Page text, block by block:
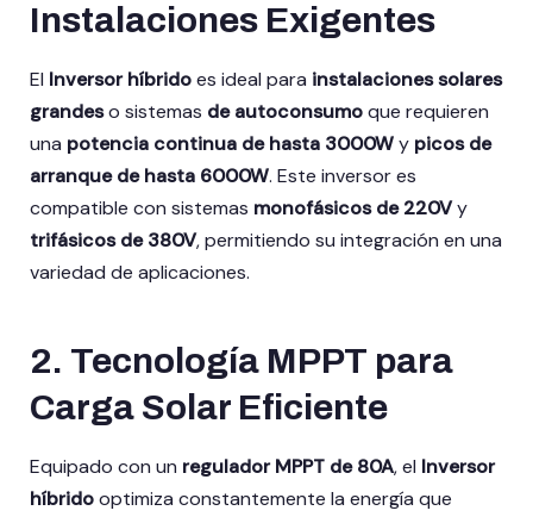
Instalaciones Exigentes
El Inversor híbridoes ideal para instalaciones solares
grandeso sistemas de autoconsumoque requieren
una potencia continua de hasta 3000Wy picos de
arranque de hasta 6000W. Este inversor es
compatible con sistemas monofásicos de 220Vy
trifásicos de 380V, permitiendo su integración en una
variedad de aplicaciones.
2. Tecnología MPPT para
Carga Solar Eficiente
Equipado con un regulador MPPT de 80A, el Inversor
híbridooptimiza constantemente la energía que